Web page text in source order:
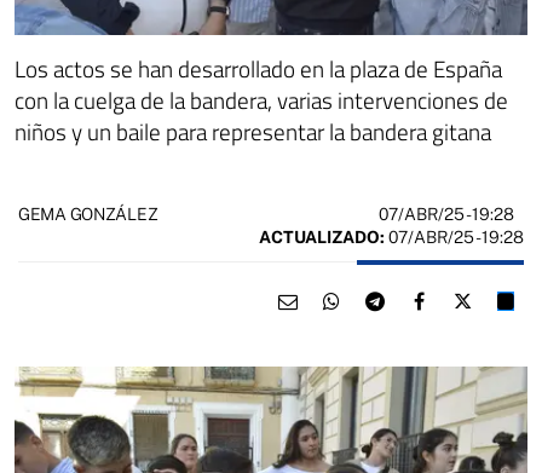
Los actos se han desarrollado en la plaza de España
con la cuelga de la bandera, varias intervenciones de
niños y un baile para representar la bandera gitana
GEMA GONZÁLEZ 07/ABR/25- 19:28
ACTUALIZADO: 07/ABR/25 - 19:28